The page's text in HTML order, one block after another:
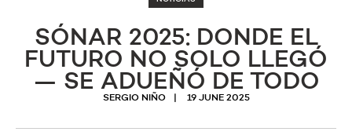
SÓNAR 2025: DONDE EL
FUTURO NO SOLO LLEGÓ
— SE ADUEÑÓ DE TODO
SERGIO NIÑO 19 JUNE 2025